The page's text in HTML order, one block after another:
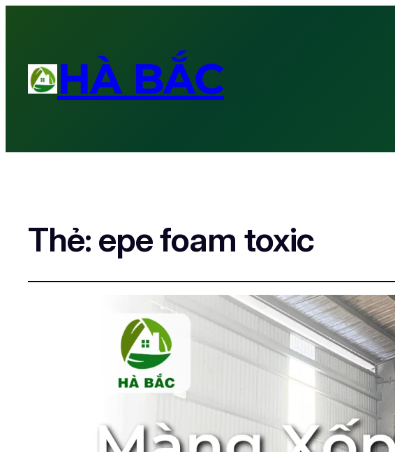
HÀ BẮC
Thẻ: epe foam toxic